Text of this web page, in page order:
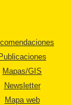
Publicaciones
Mapas/GIS
Newsletter
Mapa web